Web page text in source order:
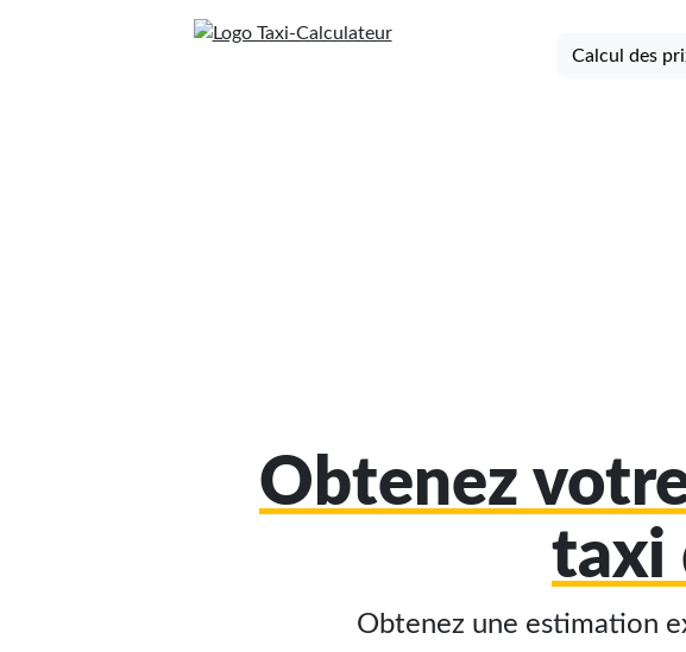
Calcul des
Obtenez
taxi
Obtenez une estimation